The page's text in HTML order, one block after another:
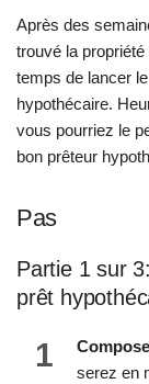
Après des
trouvé la
temps de lancer
hypothécaire.
vous pourriez le
bon prêteur
Pas
Partie 1 sur
prêt
1
serez en